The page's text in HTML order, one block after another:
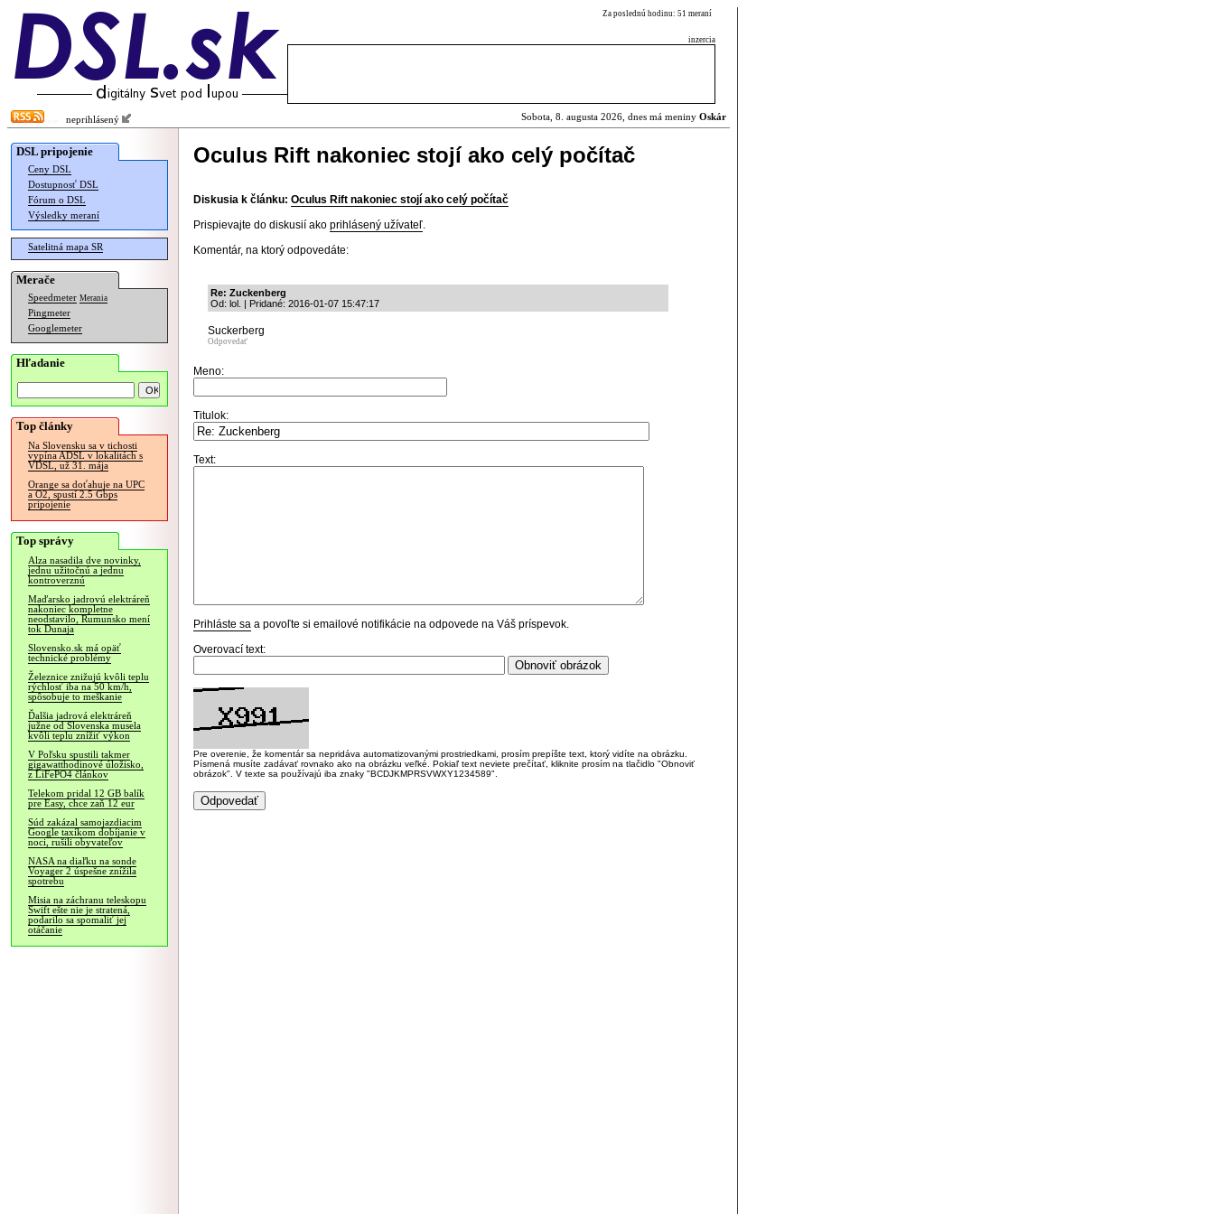
Za poslednú hodinu: 51 meraní
inzercia
neprihlásený Sobota, 8. augusta 2026, dnes má meniny Oskár
DSL pripojenie
Ceny DSL
Dostupnosť DSL
Fórum o DSL
Výsledky meraní
Satelitná mapa SR
Merače
Speedmeter Merania
Pingmeter
Googlemeter
Hľadanie
Top články
Na Slovensku sa v tichosti
vypína ADSL v lokalitách s
VDSL, už 31. mája
Orange sa doťahuje na UPC
a O2, spustí 2.5 Gbps
pripojenie
Top správy
Alza nasadila dve novinky,
jednu užitočnú a jednu
kontroverznú
Maďarsko jadrovú elektráreň
nakoniec kompletne
neodstavilo, Rumunsko mení
tok Dunaja
Slovensko.sk má opäť
technické problémy
Železnice znižujú kvôli teplu
rýchlosť iba na 50 km/h,
spôsobuje to meškanie
Ďalšia jadrová elektráreň
južne od Slovenska musela
kvôli teplu znížiť výkon
V Poľsku spustili takmer
gigawatthodinové úložisko,
z LiFePO4 článkov
Telekom pridal 12 GB balík
pre Easy, chce zaň 12 eur
Súd zakázal samojazdiacim
Google taxíkom dobíjanie v
noci, rušili obyvateľov
NASA na diaľku na sonde
Voyager 2 úspešne znížila
spotrebu
Misia na záchranu teleskopu
Swift ešte nie je stratená,
podarilo sa spomaliť jej
otáčanie
Oculus Rift nakoniec stojí ako celý počítač
Diskusia k článku: Oculus Rift nakoniec stojí ako celý počítač
Prispievajte do diskusií ako prihlásený užívateľ.
Komentár, na ktorý odpovedáte:
Re: Zuckenberg
Od: lol. | Pridané: 2016-01-07 15:47:17
Suckerberg
Odpovedať
Meno:
Titulok:
Text:
Prihláste sa a povoľte si emailové notifikácie na odpovede na Váš príspevok.
Overovací text:
Pre overenie, že komentár sa nepridáva automatizovanými prostriedkami, prosím prepíšte text, ktorý vidíte na obrázku.
Písmená musíte zadávať rovnako ako na obrázku veľké. Pokiaľ text neviete prečítať, kliknite prosím na tlačidlo "Obnoviť
obrázok". V texte sa používajú iba znaky "BCDJKMPRSVWXY1234589".